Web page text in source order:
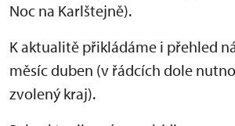
Noc na Karlštejně).
K aktualitě přikládáme i přehled
měsíc duben (v řádcích dole
zvolený kraj).